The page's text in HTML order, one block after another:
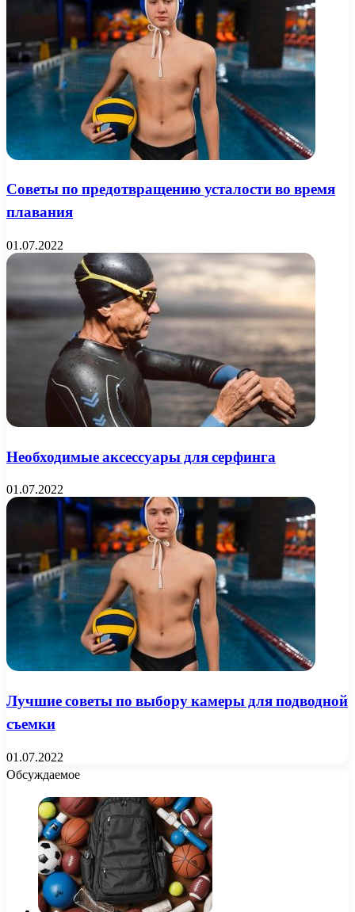
Советы по предотвращению усталости во время
плавания
01.07.2022
Необходимые аксессуары для серфинга
01.07.2022
Лучшие советы по выбору камеры для подводной
съемки
01.07.2022
Обсуждаемое